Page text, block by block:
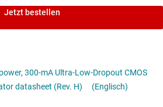
Jetzt bestellen
300-mA Ultra-Low-Dropout CMOS
datasheet (Rev. H)
(Englisch)